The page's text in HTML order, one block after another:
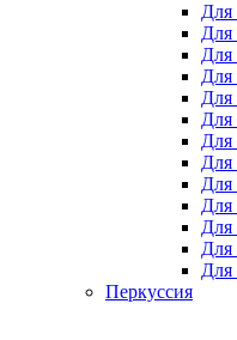
Для
Для
Для
Для
Для
Для
Для
Для
Для
Для
Для
Для
Для
Перкуссия